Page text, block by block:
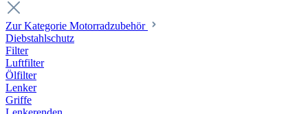
Zur Kategorie Motorradzubehör
Diebstahlschutz
Filter
Luftfilter
Ölfilter
Lenker
Griffe